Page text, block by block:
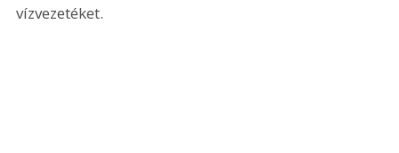
vízvezetéket.